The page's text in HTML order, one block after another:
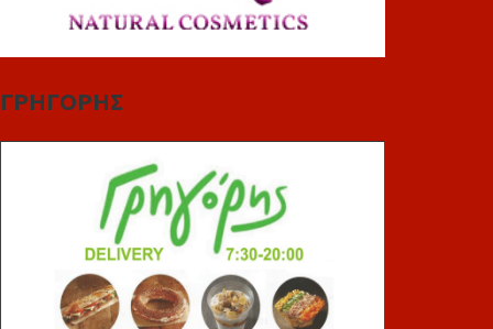
ΓΡΗΓΟΡΗΣ